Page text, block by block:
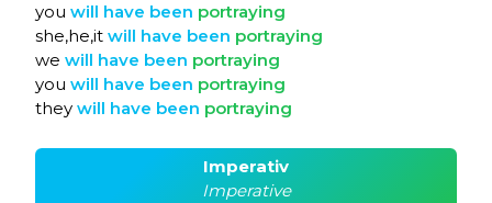
you will have been portraying
she,he,it will have been portraying
we will have been portraying
you will have been portraying
they will have been portraying
Imperativ
Imperative